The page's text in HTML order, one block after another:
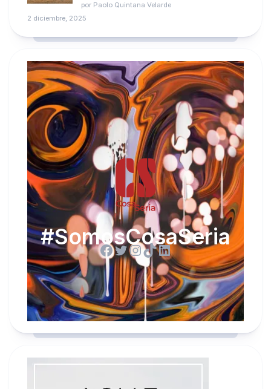
por Paolo Quintana Velarde
2 diciembre, 2025
#SomosCosaSeria
Facebook
Twitter
Instagram
TikTok
LinkedIn